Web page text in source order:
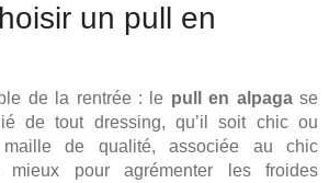
un pull en
de la rentrée : le pull en alpagase
de tout dressing, qu’il soit chic ou
maille de qualité, associée au chic
pour agrémenter les froides